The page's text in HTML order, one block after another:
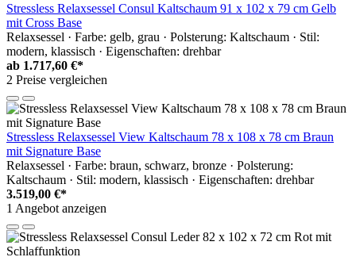
Stressless Relaxsessel Consul Kaltschaum 91 x 102 x 79 cm Gelb
mit Cross Base
Relaxsessel · Farbe: gelb, grau · Polsterung: Kaltschaum · Stil:
modern, klassisch · Eigenschaften: drehbar
ab 1.717,60 €*
2 Preise vergleichen
Stressless Relaxsessel View Kaltschaum 78 x 108 x 78 cm Braun
mit Signature Base
Relaxsessel · Farbe: braun, schwarz, bronze · Polsterung:
Kaltschaum · Stil: modern, klassisch · Eigenschaften: drehbar
3.519,00 €*
1 Angebot anzeigen